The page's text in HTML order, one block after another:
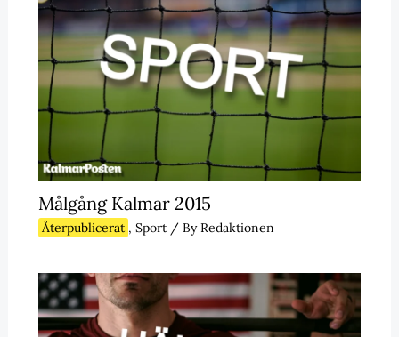
Målgång Kalmar 2015
Återpublicerat , Sport/ ByRedaktionen